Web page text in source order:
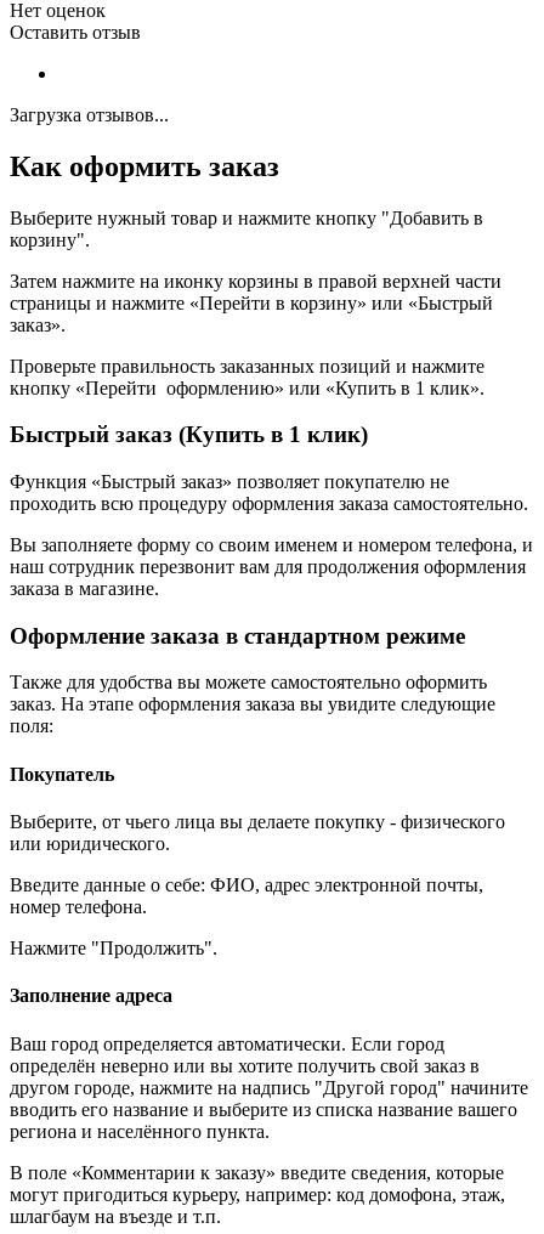
Нет оценок
Оставить отзыв
Загрузка отзывов...
Как оформить заказ
Выберите нужный товар и нажмите кнопку "Добавить в
корзину".
Затем нажмите на иконку корзины в правой верхней части
страницы и нажмите «Перейти в корзину» или «Быстрый
заказ».
Проверьте правильность заказанных позиций и нажмите
кнопку «Перейти оформлению» или «Купить в 1 клик».
Быстрый заказ (Купить в 1 клик)
Функция «Быстрый заказ» позволяет покупателю не
проходить всю процедуру оформления заказа самостоятельно.
Вы заполняете форму со своим именем и номером телефона, и
наш сотрудник перезвонит вам для продолжения оформления
заказа в магазине.
Оформление заказа в стандартном режиме
Также для удобства вы можете самостоятельно оформить
заказ. На этапе оформления заказа вы увидите следующие
поля:
Покупатель
Выберите, от чьего лица вы делаете покупку - физического
или юридического.
Введите данные о себе: ФИО, адрес электронной почты,
номер телефона.
Нажмите "Продолжить".
Заполнение адреса
Ваш город определяется автоматически. Если город
определён неверно или вы хотите получить свой заказ в
другом городе, нажмите на надпись "Другой город" начините
вводить его название и выберите из списка название вашего
региона и населённого пункта.
В поле «Комментарии к заказу» введите сведения, которые
могут пригодиться курьеру, например: код домофона, этаж,
шлагбаум на въезде и т.п.